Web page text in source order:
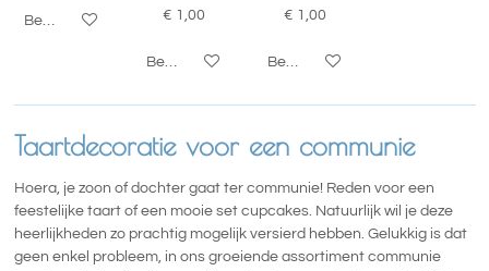
Bekijk details € 1,00
Bekijk details
€ 1,00
Bekijk details
Taartdecoratie voor een communie
Hoera, je zoon of dochter gaat ter communie! Reden voor een
feestelijke taart of een mooie set cupcakes. Natuurlijk wil je deze
heerlijkheden zo prachtig mogelijk versierd hebben. Gelukkig is dat
geen enkel probleem, in ons groeiende assortiment communie